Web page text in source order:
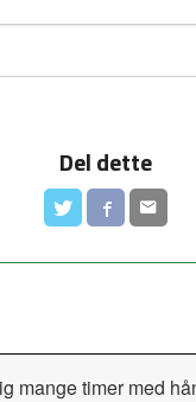
Del dette
mange timer med